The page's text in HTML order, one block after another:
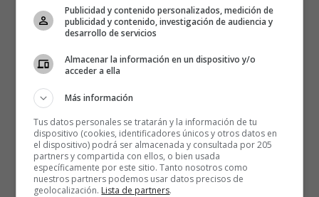
Publicidad y contenido personalizados, medición de
publicidad y contenido, investigación de audiencia y
desarrollo de servicios
Almacenar la información en un dispositivo y/o
acceder a ella
Más información
Tus datos personales se tratarán y la información de tu
dispositivo (cookies, identificadores únicos y otros datos en
el dispositivo) podrá ser almacenada y consultada por 205
partners y compartida con ellos, o bien usada
específicamente por este sitio. Tanto nosotros como
nuestros partners podemos usar datos precisos de
geolocalización. Lista de partners.